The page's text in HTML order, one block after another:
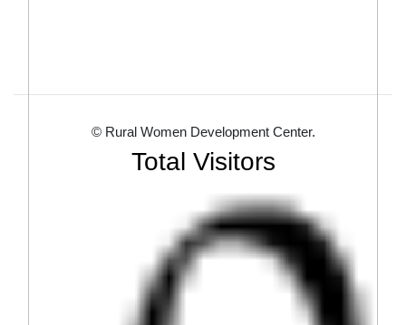
© Rural Women Development Center.
Total Visitors